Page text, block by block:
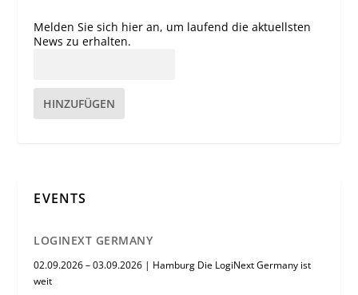
Melden Sie sich hier an, um laufend die aktuellsten
News zu erhalten.
HINZUFÜGEN
EVENTS
LOGINEXT GERMANY
02.09.2026 – 03.09.2026 | Hamburg Die LogiNext Germany ist
weit